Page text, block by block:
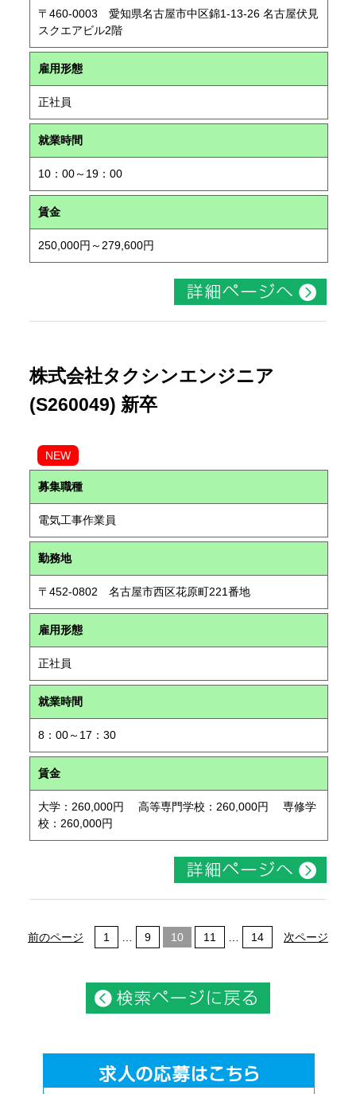
〒460-0003 愛知県名古屋市中区錦1-13-26 名古屋伏見
スクエアビル2階
雇用形態
正社員
就業時間
10：00～19：00
賃金
250,000円～279,600円
株式会社タクシンエンジニア
(S260049) 新卒
NEW
募集職種
電気工事作業員
勤務地
〒452-0802 名古屋市西区花原町221番地
雇用形態
正社員
就業時間
8：00～17：30
賃金
大学：260,000円 高等専門学校：260,000円 専修学
校：260,000円
前のページ 1 9 10 11 14 次ページ